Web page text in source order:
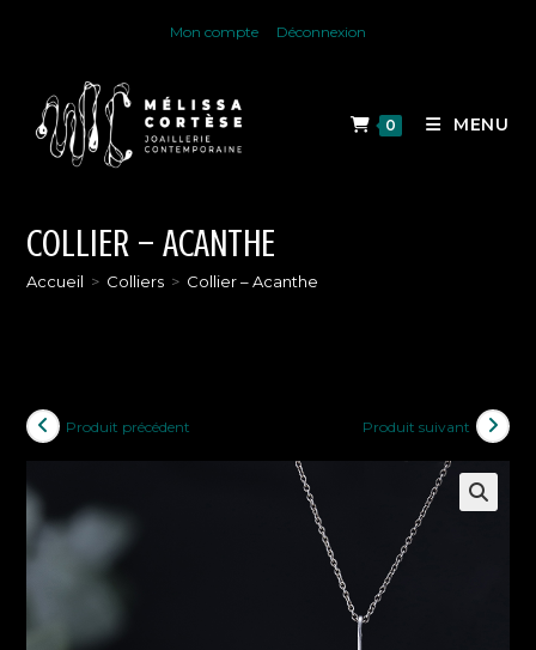
Mon compte Déconnexion
0 MENU
COLLIER – ACANTHE
Accueil > Colliers > Collier – Acanthe
Produit précédent Produit suivant